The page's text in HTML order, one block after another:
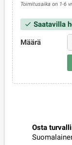
Toimitusaika on 1-6
check Saatavilla
Määrä
Osta